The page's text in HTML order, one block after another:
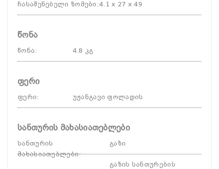
ჩასაშენებელი ზომები :4.1 x 27 x 49
წონა
წონა: 4.8 კგ
ფერი
ფერი: უჟანგავი ფოლადის
სანთურის მახასიათებლები
სანთურის
მახასიათებლები:
გაზი
გაზის სანთურების